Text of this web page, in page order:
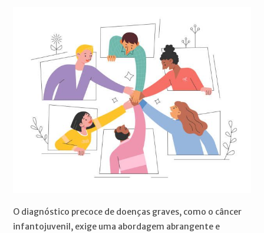
O diagnóstico precoce de doenças graves, como o câncer
infantojuvenil, exige uma abordagem abrangente e